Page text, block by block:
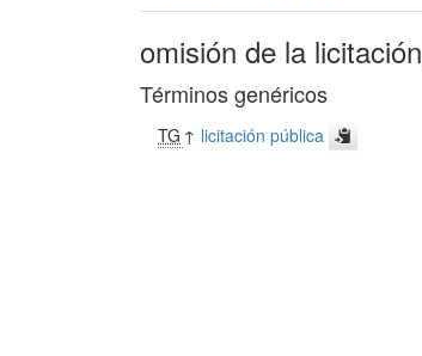
omisión de la licitación
Términos genéricos
TG ↑ licitación pública